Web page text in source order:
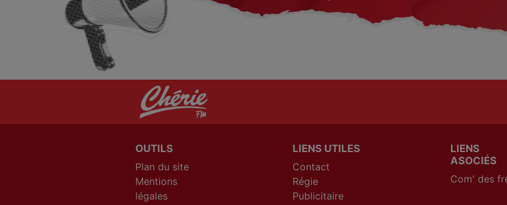
OUTILS
Plan du site
Mentions
légales
LIENS UTILES
Contact
Régie
Publicitaire
LIENS
ASOCIÉS
Com' des